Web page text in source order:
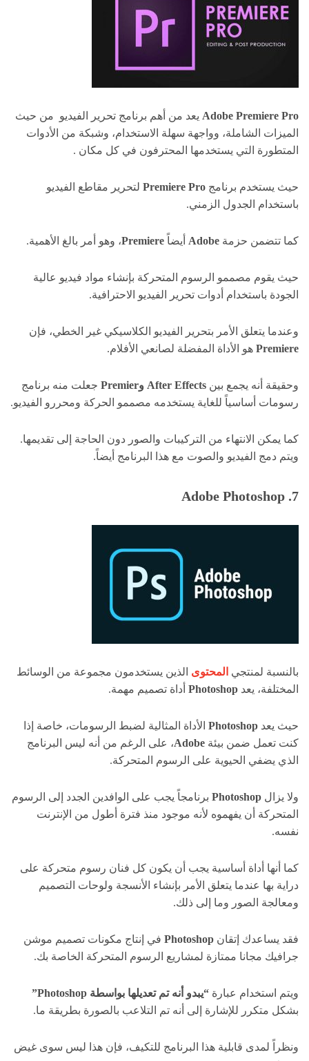
Adobe Premiere Pro يعد من أهم برنامج تحرير الفيديو من حيث
الميزات الشاملة، وواجهة سهلة الاستخدام، وشبكة من الأدوات
المتطورة التي يستخدمها المحترفون في كل مكان .
حيث يستخدم برنامج Premiere Pro لتحرير مقاطع الفيديو
باستخدام الجدول الزمني.
كما تتضمن حزمة Adobe أيضاً Premiere، وهو أمر بالغ الأهمية.
حيث يقوم مصممو الرسوم المتحركة بإنشاء مواد فيديو عالية
الجودة باستخدام أدوات تحرير الفيديو الاحترافية.
وعندما يتعلق الأمر بتحرير الفيديو الكلاسيكي غير الخطي، فإن
Premiere هو الأداة المفضلة لصانعي الأفلام.
وحقيقة أنه يجمع بين After Effects وPremier
جعلت منه برنامج
رسومات أساسياً للغاية يستخدمه مصممو الحركة ومحررو الفيديو.
كما يمكن الانتهاء من التركيبات والصور دون الحاجة إلى تقديمها.
ويتم دمج الفيديو والصوت مع هذا البرنامج أيضاً.
7. Adobe Photoshop
بالنسبة لمنتجي المحتوى الذين يستخدمون مجموعة من الوسائط
المختلفة، يعد Photoshop أداة تصميم مهمة.
حيث يعد Photoshop الأداة المثالية لضبط الرسومات، خاصة إذا
كنت تعمل ضمن بيئة Adobe، على الرغم من أنه ليس البرنامج
الذي يضفي الحيوية على الرسوم المتحركة.
ولا يزال Photoshop برنامجاً يجب على الوافدين الجدد إلى الرسوم
المتحركة أن يفهموه لأنه موجود منذ فترة أطول من الإنترنت
نفسه.
كما أنها أداة أساسية يجب أن يكون كل فنان رسوم متحركة على
دراية بها عندما يتعلق الأمر بإنشاء الأنسجة ولوحات التصميم
ومعالجة الصور وما إلى ذلك.
فقد يساعدك إتقان Photoshop في إنتاج مكونات تصميم موشن
جرافيك مجانا ممتازة لمشاريع الرسوم المتحركة الخاصة بك.
ويتم استخدام عبارة “يبدو أنه تم تعديلها بواسطة Photoshop”
بشكل متكرر للإشارة إلى أنه تم التلاعب بالصورة بطريقة ما.
ونظراً لمدى قابلية هذا البرنامج للتكيف، فإن هذا ليس سوى غيض